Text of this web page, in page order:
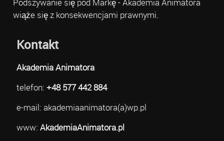
wiąże się z konsekwencjami prawnymi.
Kontakt
Akademia Animatora
telefon: +48 577 442 884
e-mail: akademiaanimatora(a)wp.pl
www: AkademiaAnimatora.pl